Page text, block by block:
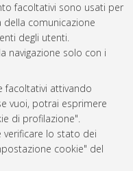
facoltativi sono usati per
della comunicazione
degli utenti.
navigazione solo con i
facoltativi attivando
vuoi, potrai esprimere
di profilazione".
verificare lo stato dei
cookie" del